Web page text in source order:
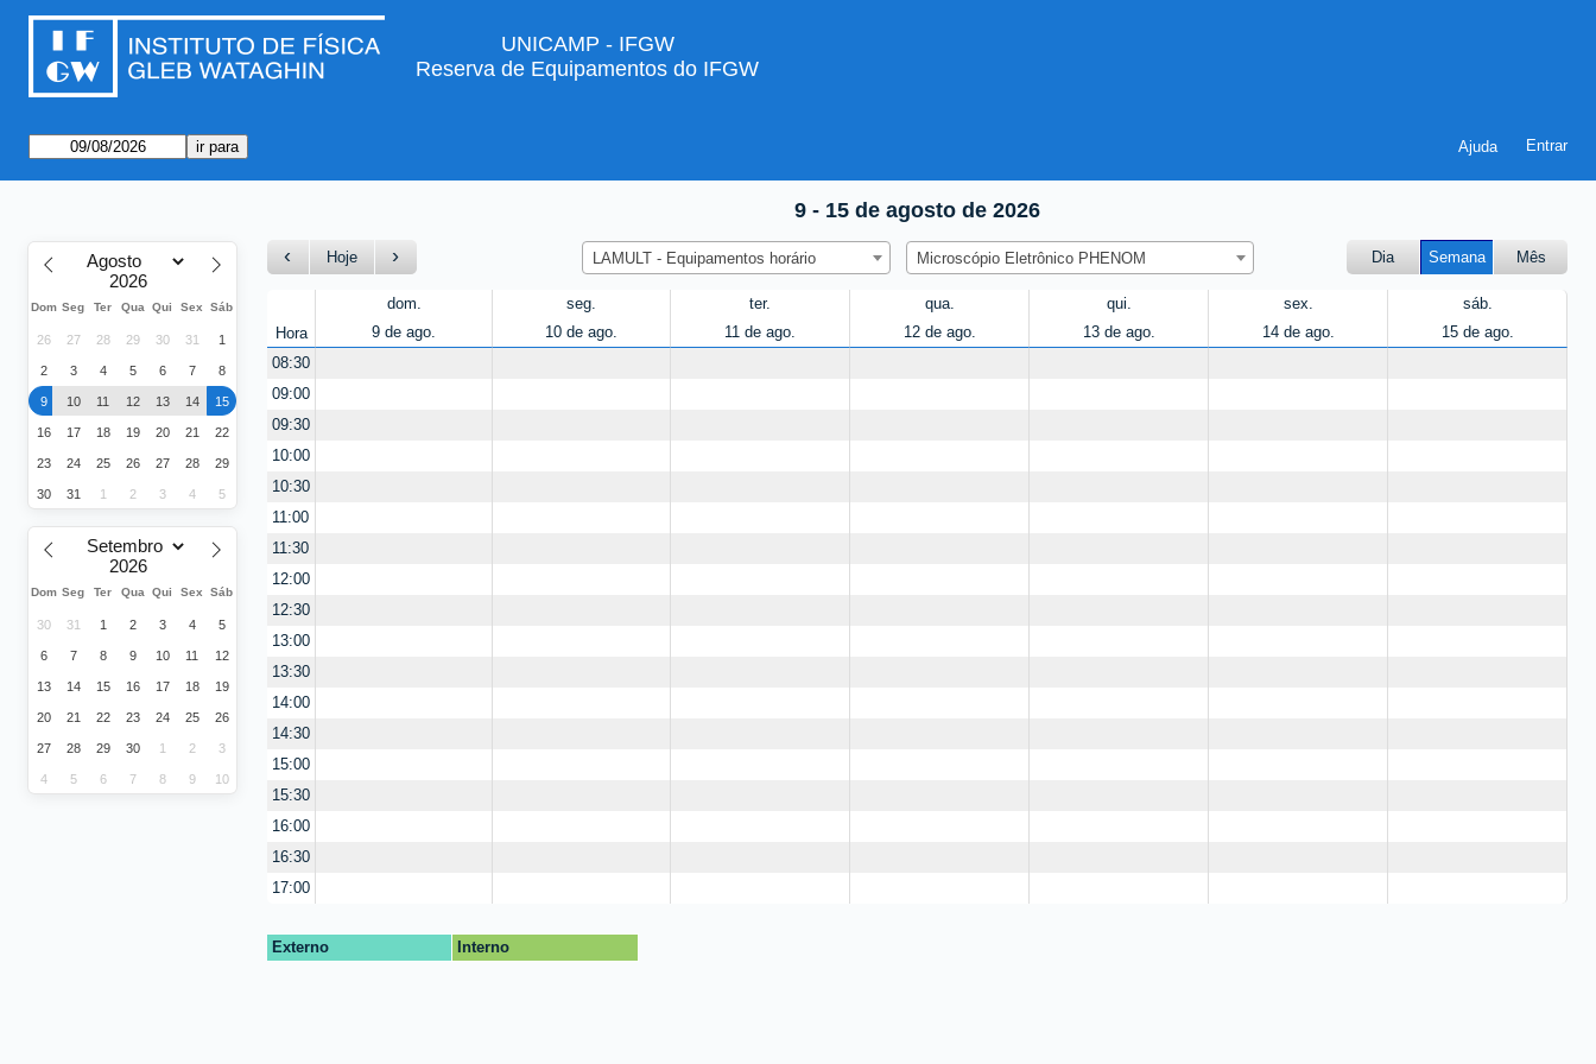
UNICAMP - IFGW
Reserva de Equipamentos do IFGW
Ajuda
Dom Seg Ter Qua Qui Sex Sáb
26 27 28 29 30 31 1
2 3 4 5 6 7 8
9 10 11 12 13 14 15
16 17 18 19 20 21 22
23 24 25 26 27 28 29
30 31 1 2 3 4 5
Dom Seg Ter Qua Qui Sex Sáb
30 31 1 2 3 4 5
6 7 8 9 10 11 12
13 14 15 16 17 18 19
20 21 22 23 24 25 26
27 28 29 30 1 2 3
4 5 6 7 8 9 10
9 - 15 de agosto de 2026
Hoje LAMULT - Equipamentos horário Microscópio Eletrônico PHENOM Dia Semana Mês
dom. seg. ter. qua. qui. sex.
sáb.
Hora
9 de ago. 10 de ago. 11 de ago. 12 de ago. 13 de ago. 14 de ago.
15 de ago.
08:30
09:00
09:30
10:00
10:30
11:00
11:30
12:00
12:30
13:00
13:30
14:00
14:30
15:00
15:30
16:00
16:30
17:00
Externo Interno